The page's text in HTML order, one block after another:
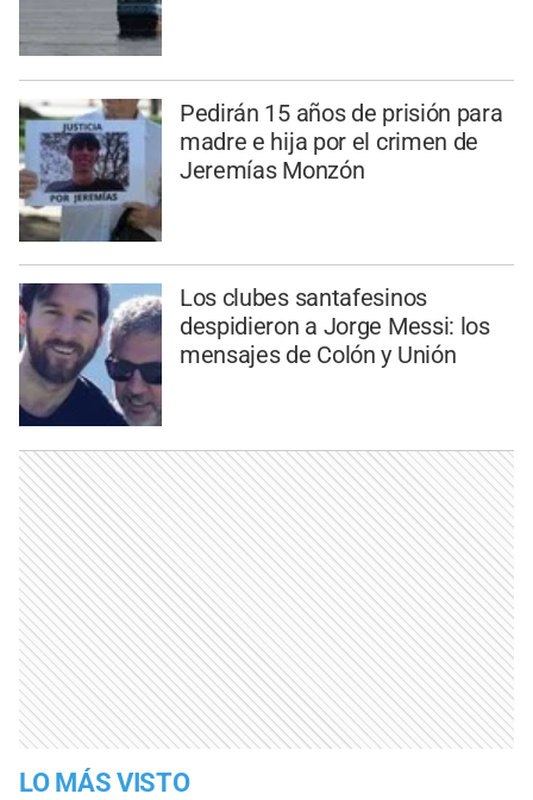
Pedirán 15 años de prisión para
madre e hija por el crimen de
Jeremías Monzón
Los clubes santafesinos
despidieron a Jorge Messi: los
mensajes de Colón y Unión
LO MÁS VISTO